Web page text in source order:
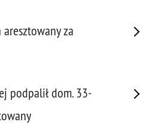
za
podpalił dom. 33-